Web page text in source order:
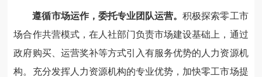
遵循市场运作，委托专业团队运营。积极探索零工市
场合作共营模式，在人社部门负责市场建设基础上，通过
政府购买、运营奖补等方式引入有服务优势的人力资源机
构。充分发挥人力资源机构的专业优势，加快零工市场提